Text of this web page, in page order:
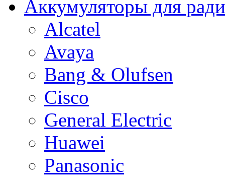
Аккумуляторы для
Alcatel
Avaya
Bang & Olufsen
Cisco
General Electric
Huawei
Panasonic